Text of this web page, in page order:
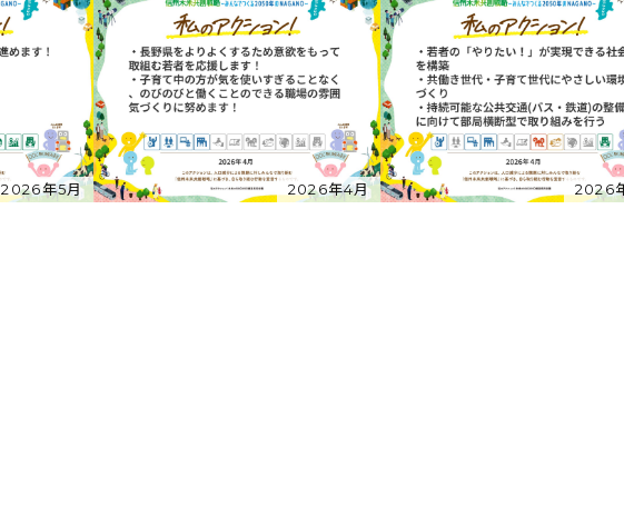
2026年5月 2026年4月 2026